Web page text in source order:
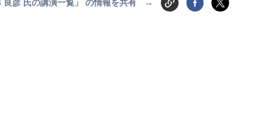
良彦 氏の講演一覧」 の情報を共有 →